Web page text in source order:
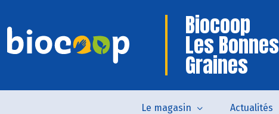
Biocoop
Les Bonnes
Graines
Le magasin Actualités